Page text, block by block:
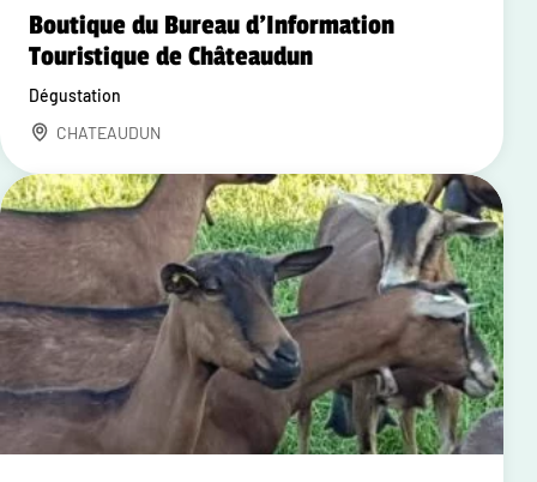
Boutique du Bureau d'Information
Touristique de Châteaudun
Dégustation
CHATEAUDUN